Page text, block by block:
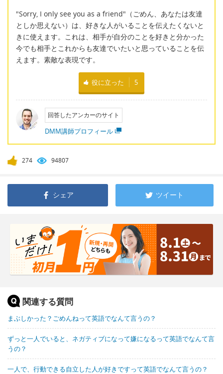
"Sorry, I only see you as a friend"（ごめん、あなたは友達
としか思えない）は、好きな人がいることを伝えたくないと
きに使えます。これは、相手が自分のことを好きと分かった
今でも相手とこれからも友達でいたいと思っていることを伝
えます。素敵な表現です。
役に立った 5
回答したアンカーのサイト
DMM講師プロフィール
274 94807
シェア ツイート
関連する質問
まぶしかった？ごめんねって英語でなんて言うの？
ずっと一人でいると、ネガティブになって嫌になるって英語でなんて言
うの？
一人で、行動できる自立した人が好きですって英語でなんて言うの？